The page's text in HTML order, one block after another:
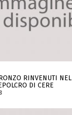
RINVENUTI NEL
DI CERE